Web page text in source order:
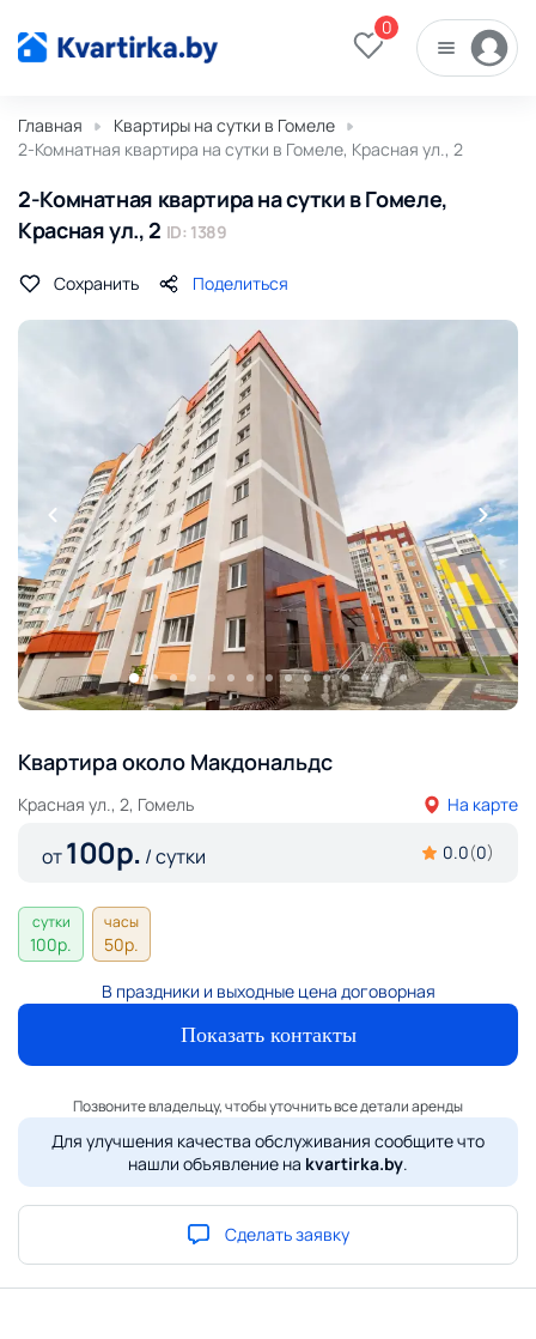
0
Главная
Квартиры на сутки в Гомеле
2-Комнатная квартира на сутки в Гомеле, Красная ул., 2
2-Комнатная квартира на сутки в Гомеле,
Красная ул., 2 ID: 1389
Сохранить Поделиться
Квартира около Макдональдс
Красная ул., 2, Гомель На карте
от100р. / сутки 0.0(0)
сутки
100р.
часы
50р.
В праздники и выходные цена договорная
Показать контакты
Позвоните владельцу, чтобы уточнить все детали аренды
Для улучшения качества обслуживания сообщите что
нашли объявление на kvartirka.by.
Сделать заявку